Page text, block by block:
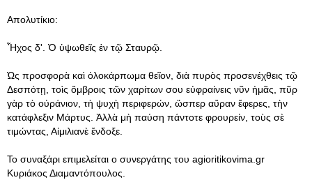
Απολυτίκιο:
Ἦχος δ'. Ὁ ὑψωθεῖς ἐν τῷ Σταυρῷ.
Ὡς προσφορὰ καὶ ὁλοκάρπωμα θεῖον, διὰ πυρὸς προσενέχθεις τῷ
Δεσπότῃ, τοὶς ὄμβροις τῶν χαρίτων σου εὐφραίνεις νῦν ἠμᾶς, πῦρ
γὰρ τὸ οὐράνιον, τὴ ψυχὴ περιφερών, ὥσπερ αὔραν ἔφερες, τὴν
κατάφλεξιν Μάρτυς. Ἀλλὰ μὴ παύση πάντοτε φρουρείν, τοὺς σὲ
τιμώντας, Αἰμιλιανὲ ἔνδοξε.
Το συναξάρι επιμελείται ο συνεργάτης του agioritikovima.gr
Κυριάκος Διαμαντόπουλος.